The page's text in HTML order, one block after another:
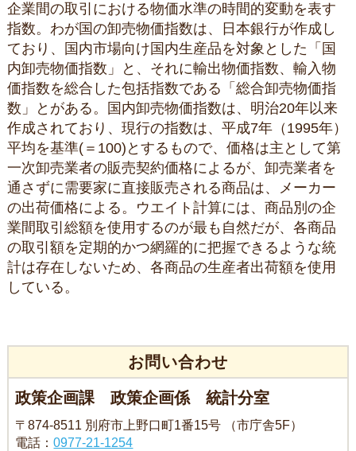
企業間の取引における物価水準の時間的変動を表す
指数。わが国の卸売物価指数は、日本銀行が作成し
ており、国内市場向け国内生産品を対象とした「国
内卸売物価指数」と、それに輸出物価指数、輸入物
価指数を総合した包括指数である「総合卸売物価指
数」とがある。国内卸売物価指数は、明治20年以来
作成されており、現行の指数は、平成7年（1995年）
平均を基準(＝100)とするもので、価格は主として第
一次卸売業者の販売契約価格によるが、卸売業者を
通さずに需要家に直接販売される商品は、メーカー
の出荷価格による。ウエイト計算には、商品別の企
業間取引総額を使用するのが最も自然だが、各商品
の取引額を定期的かつ網羅的に把握できるような統
計は存在しないため、各商品の生産者出荷額を使用
している。
お問い合わせ
政策企画課 政策企画係 統計分室
〒874-8511 別府市上野口町1番15号 （市庁舎5F）
電話：0977-21-1254